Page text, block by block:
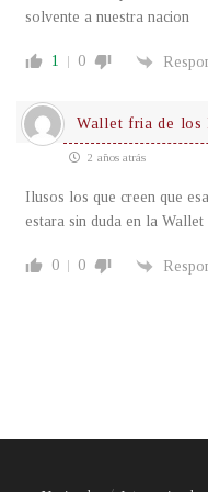
solvente a nuestra nacion
1 0
Wallet fria de los
2 años atrás
Ilusos los que creen que
estara sin duda en la
0 0